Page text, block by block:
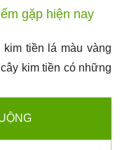
gặp hiện nay
tiền lá màu vàng
kim tiền có những